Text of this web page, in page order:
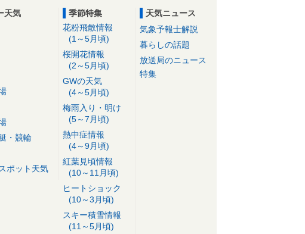
天気
・競輪
ポット天気
季節特集
花粉飛散情報
(1～5月頃)
桜開花情報
(2～5月頃)
GWの天気
(4～5月頃)
梅雨入り・明け
(5～7月頃)
熱中症情報
(4～9月頃)
紅葉見頃情報
(10～11月頃)
ヒートショック
(10～3月頃)
スキー積雪情報
(11～5月頃)
天気ニュース
気象予報士解説
暮らしの話題
放送局のニュース
特集